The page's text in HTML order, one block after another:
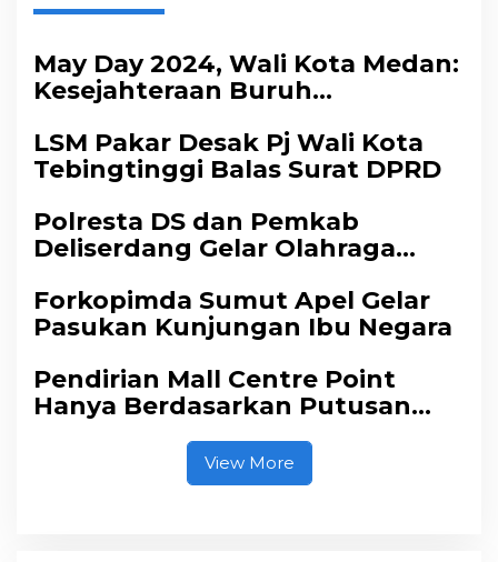
May Day 2024, Wali Kota Medan:
Kesejahteraan Buruh
LSM Pakar Desak Pj Wali Kota
Tebingtinggi Balas Surat DPRD
Polresta DS dan Pemkab
Deliserdang Gelar Olahraga
Forkopimda Sumut Apel Gelar
Pasukan Kunjungan Ibu Negara
Pendirian Mall Centre Point
Hanya Berdasarkan Putusan
View More